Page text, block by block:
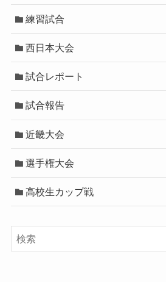
練習試合
西日本大会
試合レポート
試合報告
近畿大会
選手権大会
高校生カップ戦